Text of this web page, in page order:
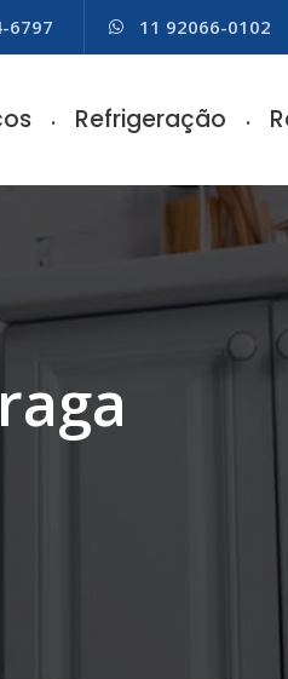
6797 11 92066-0102
Refrigeração